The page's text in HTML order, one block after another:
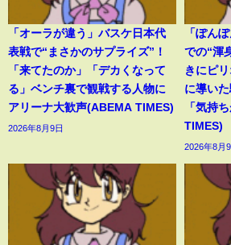
「オーラが違う」バスケ日本代
表戦で“まさかのサプライズ”！
「来てたのか」「デカくなって
る」ベンチ裏で観戦する人物に
アリーナ大歓声(ABEMA TIMES)
2026年8月9日
「ぽん
での“渾
きにピ
に導い
「気持
TIMES)
2026年8月